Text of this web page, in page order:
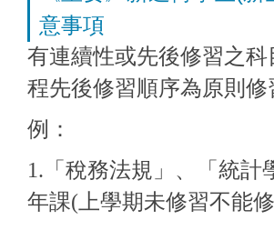
意事項
有連續性或先後修習之科
程先後修習順序為原則修
例：
1.「稅務法規」、「統計
年課(上學期未修習不能